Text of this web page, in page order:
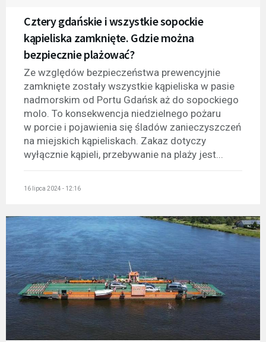
Cztery gdańskie i wszystkie sopockie
kąpieliska zamknięte. Gdzie można
bezpiecznie plażować?
Ze względów bezpieczeństwa prewencyjnie
zamknięte zostały wszystkie kąpieliska w pasie
nadmorskim od Portu Gdańsk aż do sopockiego
molo. To konsekwencja niedzielnego pożaru
w porcie i pojawienia się śladów zanieczyszczeń
na miejskich kąpieliskach. Zakaz dotyczy
wyłącznie kąpieli, przebywanie na plaży jest...
16 lipca 2024 - 12:16